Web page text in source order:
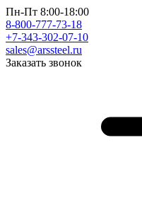
Пн-Пт 8:00-18:00
8-800-777-73-18
+7-343-302-07-10
sales@arssteel.ru
Заказать звонок